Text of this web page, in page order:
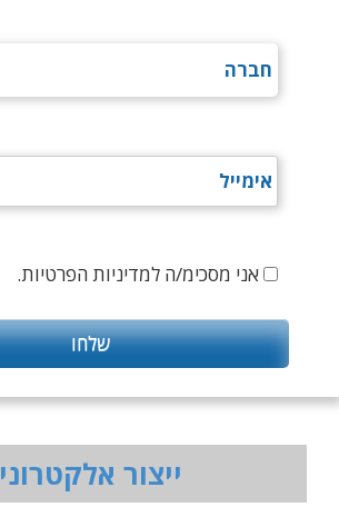
אני מסכימ/ה למדיניות הפרטיות.
ייצור אלקטרוני